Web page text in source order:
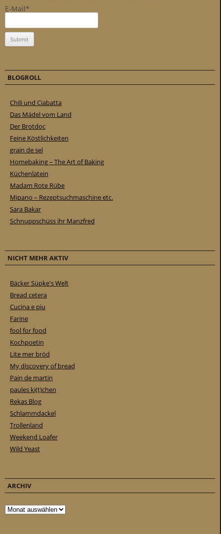
E-Mail*
BLOGROLL
Chili und Ciabatta
Das Mädel vom Land
Der Brotdoc
Feine Köstlichkeiten
grain de sel
Homebaking – The Art of Baking
Küchenlatein
Madam Rote Rübe
Mipano – Rezeptsuchmaschine etc.
Sara Bakar
Schnuppschüss ihr Manzfred
NICHT MEHR AKTIV
Bäcker Süpke's Welt
Bread cetera
Cucina e piu
Farine
fool for food
Kochpoetin
Lite mer bröd
My discovery of bread
Pain de martin
paules ki(t)chen
Rekas Blog
Schlammdackel
Trollenland
Weekend Loafer
Wild Yeast
ARCHIV
Archiv